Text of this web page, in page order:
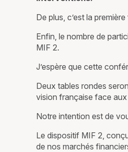
De plus, c’est la
Enfin, le nombre de
MIF 2.
J’espère que cette
Deux tables rondes
vision française face aux
Notre intention est de
Le dispositif MIF 2,
de nos marchés